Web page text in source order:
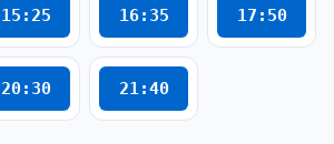
15:25 16:35 17:50
20:30 21:40